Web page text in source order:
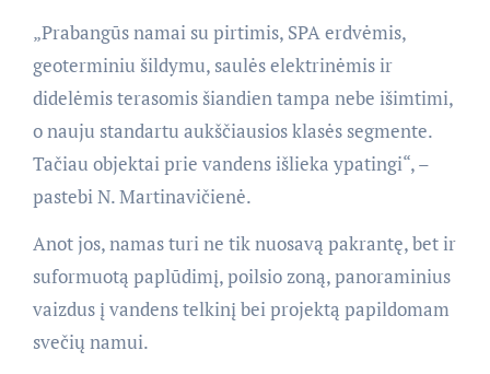
„Prabangūs namai su pirtimis, SPA erdvėmis,
geoterminiu šildymu, saulės elektrinėmis ir
didelėmis terasomis šiandien tampa nebe išimtimi,
o nauju standartu aukščiausios klasės segmente.
Tačiau objektai prie vandens išlieka ypatingi“, –
pastebi N. Martinavičienė.
Anot jos, namas turi ne tik nuosavą pakrantę, bet ir
suformuotą paplūdimį, poilsio zoną, panoraminius
vaizdus į vandens telkinį bei projektą papildomam
svečių namui.